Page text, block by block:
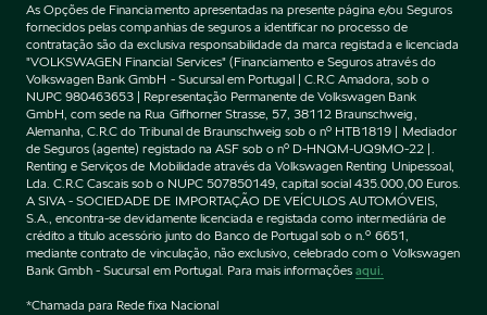
As Opções de Financiamento apresentadas na presente página e/ou Seguros
fornecidos pelas companhias de seguros a identificar no processo de
contratação são da exclusiva responsabilidade da marca registada e licenciada
"VOLKSWAGEN Financial Services" (Financiamento e Seguros através do
Volkswagen Bank GmbH - Sucursal em Portugal | C.R.C Amadora, sob o
NUPC 980463653 | Representação Permanente de Volkswagen Bank
GmbH, com sede na Rua Gifhorner Strasse, 57, 38112 Braunschweig,
Alemanha, C.R.C do Tribunal de Braunschweig sob o nº HTB1819 | Mediador
de Seguros (agente) registado na ASF sob o nº D-HNQM-UQ9MO-22 |.
Renting e Serviços de Mobilidade através da Volkswagen Renting Unipessoal,
Lda. C.R.C Cascais sob o NUPC 507850149, capital social 435.000,00 Euros.
A SIVA - SOCIEDADE DE IMPORTAÇÃO DE VEÍCULOS AUTOMÓVEIS,
S.A., encontra-se devidamente licenciada e registada como intermediária de
crédito a título acessório junto do Banco de Portugal sob o n.º 6651,
mediante contrato de vinculação, não exclusivo, celebrado com o Volkswagen
Bank Gmbh - Sucursal em Portugal. Para mais informaçõesaqui.
*Chamada para Rede fixa Nacional